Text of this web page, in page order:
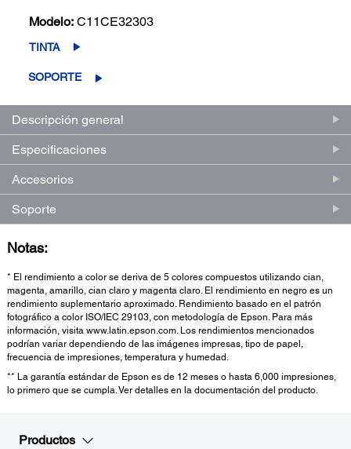
Modelo: C11CE32303
TINTA
SOPORTE
Descripción general
Especificaciones
Accesorios
Soporte
Notas:
* El rendimiento a color se deriva de 5 colores compuestos utilizando cian,
magenta, amarillo, cian claro y magenta claro. El rendimiento en negro es un
rendimiento suplementario aproximado. Rendimiento basado en el patrón
fotográfico a color ISO/IEC 29103, con metodología de Epson. Para más
información, visita www.latin.epson.com. Los rendimientos mencionados
podrían variar dependiendo de las imágenes impresas, tipo de papel,
frecuencia de impresiones, temperatura y humedad.
** La garantía estándar de Epson es de 12 meses o hasta 6,000 impresiones,
lo primero que se cumpla. Ver detalles en la documentación del producto.
Productos